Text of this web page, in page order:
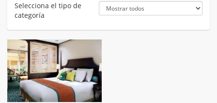
Selecciona el tipo de
categoría